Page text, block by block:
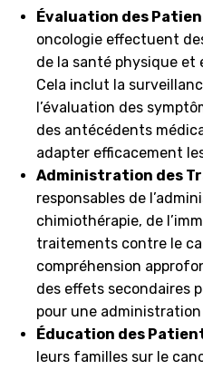
Évaluation des
oncologie effectuent
de la santé physique et
Cela inclut la
l’évaluation des
des antécédents
adapter efficacement
Administration des
responsables de
chimiothérapie, de
traitements contre le
compréhension
des effets secondaires
pour une administration
Éducation des
leurs familles sur le